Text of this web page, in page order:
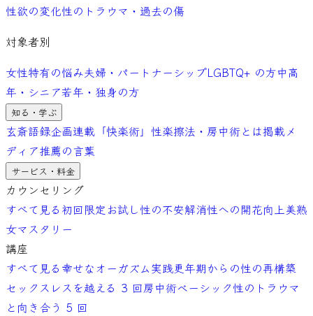
性欲の変化性のトラウマ・過去の傷
対象者別
女性特有の悩み夫婦・パートナーシップLGBTQ+ の方中高
年・シニア若年・独身の方
知る・学ぶ
玄斎語録企画連載「快楽術」 性楽擦法・房中術とは掲載メ
ディア推薦の言葉
サービス・料金
カウンセリング
すべて見る 初回限定お試し性の不安解消性への開花向上美熟
女マスタリー
講座
すべて見る 幸せなオーガズム実践更年期からの性の再構築
セックスレスを越える 3 回房中術ベーシック性のトラウマ
と向き合う 5 回